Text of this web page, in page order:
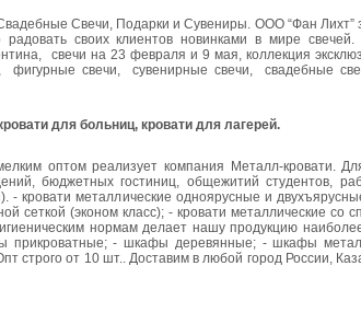
Свечи, Подарки и Сувениры. ООО “Фан Лихт”
радовать своих клиентов новинками в мире
свечи на 23 февраля и 9 мая, коллекция
свечи, сувенирные свечи, свадебные
для больниц, кровати для лагерей.
оптом реализует компания Металл-кровати.
бюджетных гостиниц, общежитий студентов,
- кровати металлические одноярусные и
сеткой (эконом класс); - кровати металлические со
нормам делает нашу продукцию
прикроватные; - шкафы деревянные; - шкафы
строго от 10 шт.. Доставим в любой город России,